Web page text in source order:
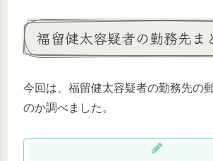
福留健太容疑者の勤務先ま
今回は、福留健太容疑者の勤務先の
のか調べました。